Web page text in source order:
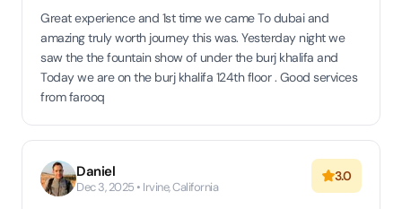
Great experience and 1st time we came To dubai and
amazing truly worth journey this was. Yesterday night we
saw the the fountain show of under the burj khalifa and
Today we are on the burj khalifa 124th floor . Good services
from farooq
Daniel
Dec 3, 2025 • Irvine, California
3.0